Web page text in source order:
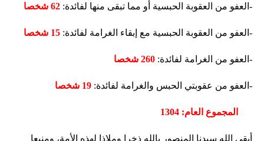
-العفو من العقوبة الحبسية أو مما تبقى منها لفائدة: 62 شخصا
-العفو من العقوبة الحبسية مع إبقاء الغرامة لفائدة: 15 شخصا
-العفو من الغرامة لفائدة: 260 شخصا
-العفو من عقوبتي الحبس والغرامة لفائدة:
المجموع العام: 1304
أبقى الله سيدنا المنصور بالله ذخرا وملاذا لهذه الأمة، ومنبعا